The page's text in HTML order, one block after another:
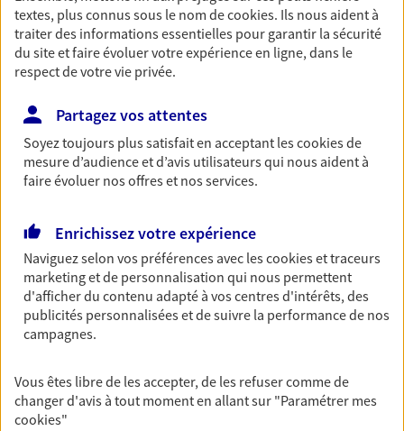
Ouvre le 10 août à 14:00
03 22 69 20 20
NOUS CONTACTER
VOIR NOTRE SITE WEB
Raphael Peixoto
Conseiller AXA Epargne et Protection
80136 Rivery
06 83 59 70 14
textes, plus connus sous le nom decookies. Ils nous aident à
traiter des informations essentielles pour garantir la sécurité
du site et faire évoluer votre expérience en ligne, dans le
respect de votre vie privée.
Partagez vos attentes
Soyez toujours plus satisfait en acceptant lescookiesde
mesure d’audience et d’avis utilisateurs qui nous aident à
faire évoluer nos offres et nos services.
Enrichissez votre expérience
Naviguez selon vos préférences avec lescookies et traceurs
marketing et de personnalisation qui nous permettent
d'afficher du contenu adapté à vos centres d'intérêts, des
publicités personnalisées et de suivre la performance de nos
campagnes.
Vous êtes libre de les accepter, de les refuser comme de
changer d'avis à tout moment en allant sur "Paramétrer mes
cookies"